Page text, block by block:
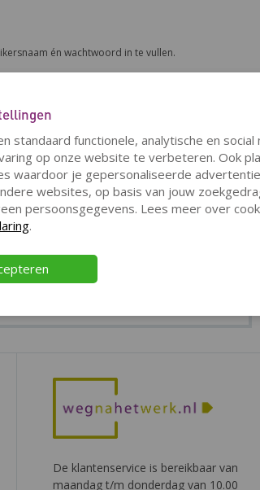
én wachtwoord in te vullen.
De klantenservice is bereikbaar van
maandag t/m donderdag van 10.00
standaard functionele, analytische en social
op onze website te verbeteren. Ook
waardoor je gepersonaliseerde
websites, op basis van jouw
persoonsgegevens. Lees meer over
.